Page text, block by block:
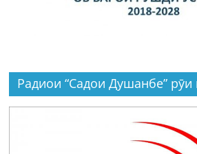
Радиои “Садои Душанбе” рӯи